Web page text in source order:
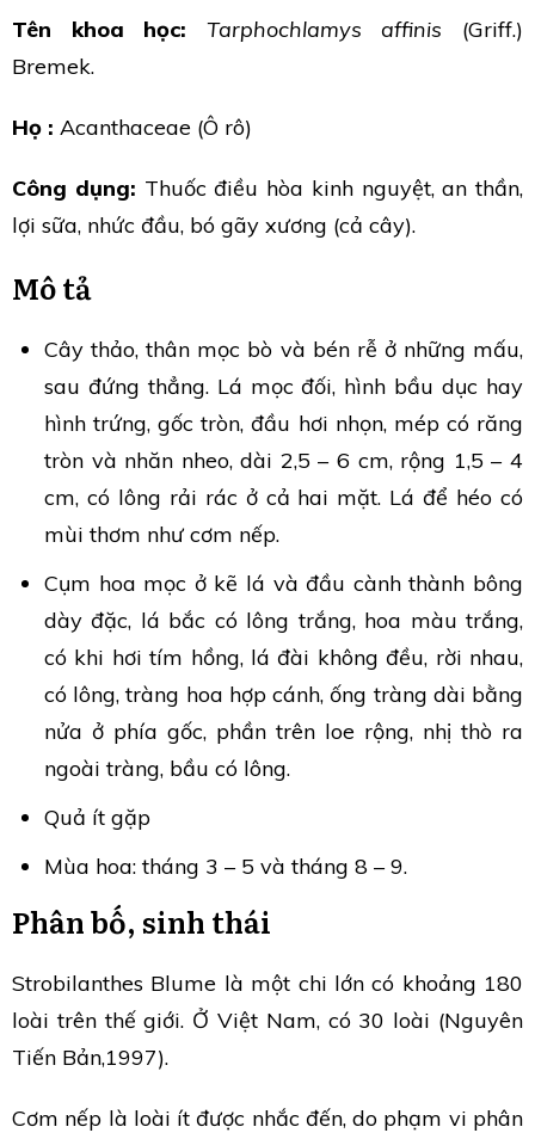
Tên khoa học: Tarphochlamys affinis (Griff.)
Bremek.
Họ : Acanthaceae (Ô rô)
Công dụng: Thuốc điều hòa kinh nguyệt, an thần,
lợi sữa, nhức đầu, bó gãy xương (cả cây).
Mô tả
Cây thảo, thân mọc bò và bén rễ ở những mấu,
sau đứng thẳng. Lá mọc đối, hình bầu dục hay
hình trứng, gốc tròn, đầu hơi nhọn, mép có răng
tròn và nhăn nheo, dài 2,5 – 6 cm, rộng 1,5 – 4
cm, có lông rải rác ở cả hai mặt. Lá để héo có
mùi thơm như cơm nếp.
Cụm hoa mọc ở kẽ lá và đầu cành thành bông
dày đặc, lá bắc có lông trắng, hoa màu trắng,
có khi hơi tím hồng, lá đài không đều, rời nhau,
có lông, tràng hoa hợp cánh, ống tràng dài bằng
nửa ở phía gốc, phần trên loe rộng, nhị thò ra
ngoài tràng, bầu có lông.
Quả ít gặp
Mùa hoa: tháng 3 – 5 và tháng 8 – 9.
Phân bố, sinh thái
Strobilanthes Blume là một chi lớn có khoảng 180
loài trên thế giới. Ở Việt Nam, có 30 loài (Nguyên
Tiến Bản,1997).
Cơm nếp là loài ít được nhắc đến, do phạm vi phân